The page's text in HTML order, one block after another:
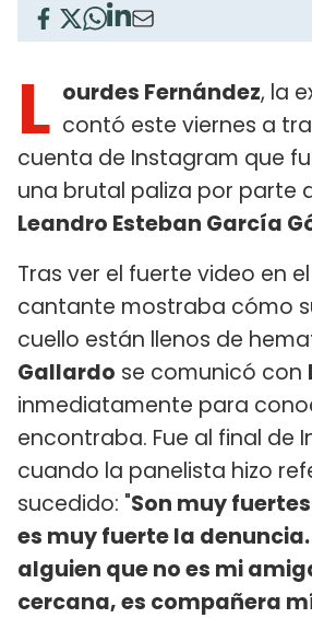
L ourdes Fernández, la
contó este viernes a
cuenta de Instagram que
una brutal paliza por parte
Leandro Esteban García
Tras ver el fuerte video en
cantante mostraba cómo
cuello están llenos de
Gallardo se comunicó con
inmediatamente para
encontraba. Fue al final de
cuando la panelista hizo
sucedido: "Son muy
es muy fuerte la
alguien que no es mi
cercana, es compañera